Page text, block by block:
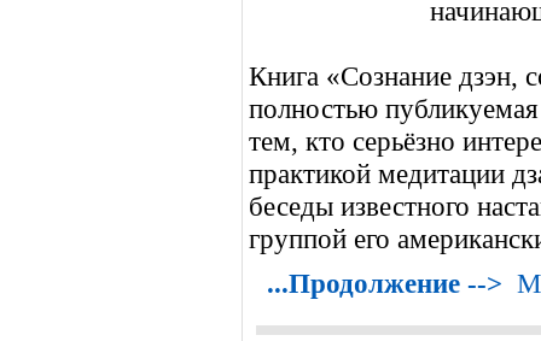
Книга «Сознание дзэн,
полностью
тем, кто серьёзно
практикой медитации
беседы известного
группой его
...Продолжение -->